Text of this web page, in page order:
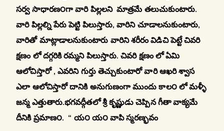
సర్వ సాధారణ౦గా వారి పిల్లలని మాత్రమే తలుచుకుంటారు.
వారి పిల్లల్ని పేరు పెట్టి పిలుస్తారు, వారిని చూడాలనుకుంటారు,
వారితో మాట్లాడాలనుకుంటారు వారిని శరీరం విడిచి పెట్టే చివరి
క్షణం లో దగ్గరికి రమ్మని పిలుస్తారు. చివరి క్షణం లో ఏమి
ఆలోచిస్తారో , ఎవరిని గుర్తు తెచ్చుకుంటారో వారి ఆఖరి శ్వాస
ఎలా ఆలోచిస్తారో దానికి అనుగుణంగా ముందు కాల౦ లో మళ్ళీ
జన్మ ఎత్తుతారు.భగవద్గీతలో శ్రీ కృష్ణుడు చెప్పిన గీతా వాక్యమే
దీనికి ప్రమాణ౦. “ య౦ య౦ వాపి స్మరణ్భవం